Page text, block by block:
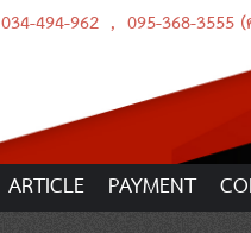
034-494-962 , 095-368-3555
ARTICLE PAYMENT